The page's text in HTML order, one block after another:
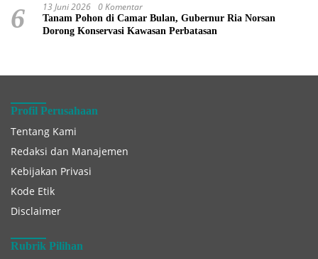
6 13 Juni 2026 0 Komentar
Tanam Pohon di Camar Bulan, Gubernur Ria Norsan
Dorong Konservasi Kawasan Perbatasan
Profil Perusahaan
Tentang Kami
Redaksi dan Manajemen
Kebijakan Privasi
Kode Etik
Disclaimer
Rubrik Pilihan